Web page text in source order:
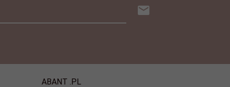
ABANT .PL